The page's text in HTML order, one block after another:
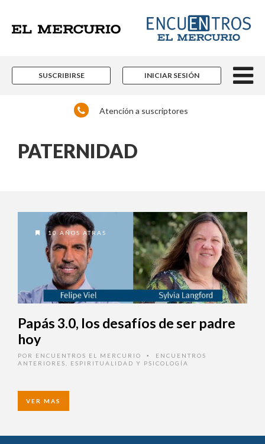
SUSCRIBIRSE INICIAR SESIÓN
Atención a suscriptores
PATERNIDAD
10 AÑOS ATRAS
Papás 3.0, los desafíos de ser padre
hoy
POR ENCUENTROS EL MERCURIO •
ENCUENTROS
ANTERIORES
ESPIRITUALIDAD Y PSICOLOGÍA
VER MAS